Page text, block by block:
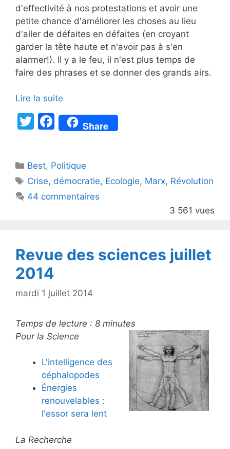
d'effectivité à nos protestations et avoir une
petite chance d'améliorer les choses au lieu
d'aller de défaites en défaites (en croyant
garder la tête haute et n'avoir pas à s'en
alarmer!). Il y a le feu, il n'est plus temps de
faire des phrases et se donner des grands airs.
Lire la suite
T
er
F
a
e
b
o
Share
Catégories
Best, Politique
Étiquettes
Crise, démocratie, Ecologie, Marx, Révolution
44 commentaires
3 561 vues
Revue des sciences juillet
2014
mardi 1 juillet 2014
Temps de lecture : 8 minutes
Pour la Science
L'intelligence des
céphalopodes
Énergies
renouvelables :
l'essor sera lent
La Recherche